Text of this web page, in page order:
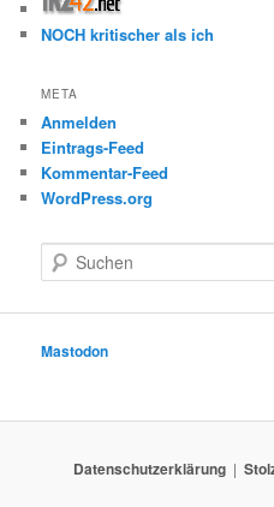
NOCH kritischer als ich
META
Anmelden
Eintrags-Feed
Kommentar-Feed
WordPress.org
u
e
Mastodon
Datenschutzerklärung